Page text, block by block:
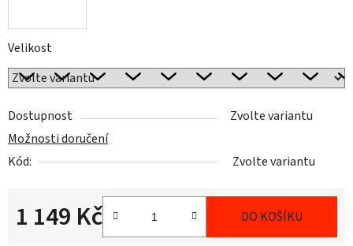
Velikost
Dostupnost
Zvolte variantu
Možnosti doručení
Kód:
Zvolte variantu
1 149 Kč DO KOŠÍKU